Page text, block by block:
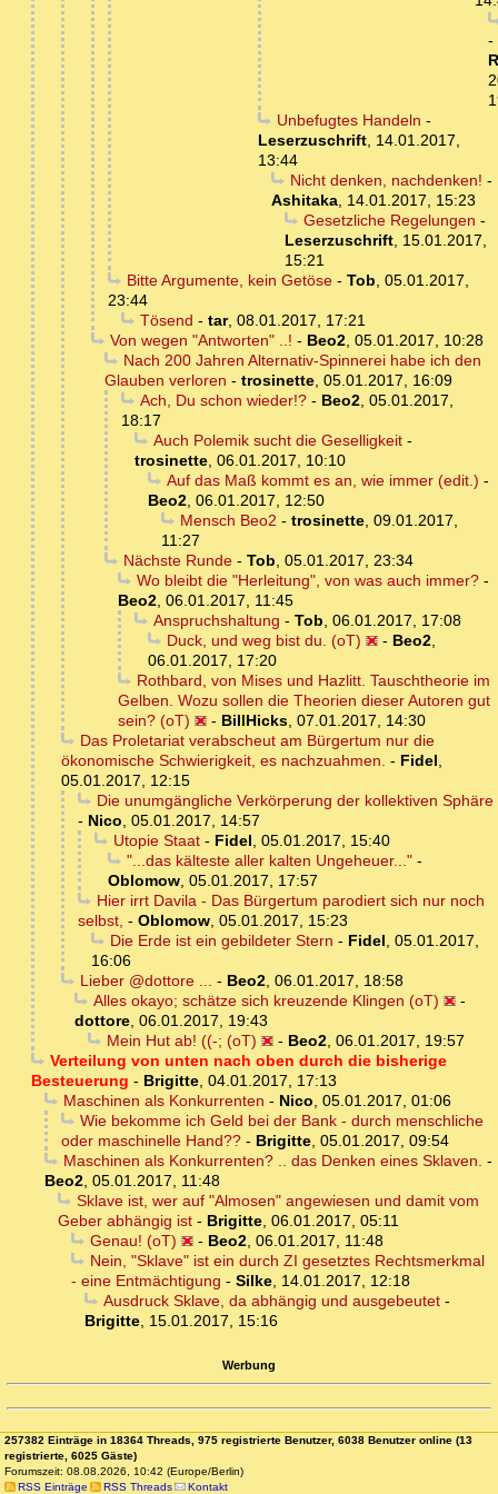
-
Unbefugtes Handeln -
Leserzuschrift, 14.01.2017,
13:44
Nicht denken, nachdenken! -
Ashitaka, 14.01.2017, 15:23
Gesetzliche Regelungen -
Leserzuschrift, 15.01.2017,
15:21
Bitte Argumente, kein Getöse- Tob, 05.01.2017,
23:44
Tösend - tar, 08.01.2017, 17:21
Von wegen "Antworten" ..! - Beo2, 05.01.2017, 10:28
Nach 200 Jahren Alternativ-Spinnerei habe ich den
Glauben verloren - trosinette, 05.01.2017, 16:09
Ach, Du schon wieder!?- Beo2, 05.01.2017,
18:17
Auch Polemik sucht die Geselligkeit-
trosinette, 06.01.2017, 10:10
Auf das Maß kommt es an, wie immer (edit.) -
Beo2, 06.01.2017, 12:50
Mensch Beo2 - trosinette, 09.01.2017,
11:27
Nächste Runde- Tob, 05.01.2017, 23:34
Wo bleibt die "Herleitung", von was auch immer?-
Beo2, 06.01.2017, 11:45
Anspruchshaltung - Tob, 06.01.2017, 17:08
Duck, und weg bist du. (oT)
- Beo2,
06.01.2017, 17:20
Rothbard, von Mises und Hazlitt. Tauschtheorie im
Gelben. Wozu sollen die Theorien dieser Autoren gut
sein? (oT)
- BillHicks, 07.01.2017, 14:30
Das Proletariat verabscheut am Bürgertum nur die
ökonomische Schwierigkeit, es nachzuahmen. - Fidel,
05.01.2017, 12:15
Die unumgängliche Verkörperung der kollektiven Sphäre
- Nico, 05.01.2017, 14:57
Utopie Staat- Fidel, 05.01.2017, 15:40
"...das kälteste aller kalten Ungeheuer..."-
Oblomow, 05.01.2017, 17:57
Hier irrt Davila - Das Bürgertum parodiert sich nur noch
selbst, - Oblomow, 05.01.2017, 15:23
Die Erde ist ein gebildeter Stern - Fidel, 05.01.2017,
16:06
Lieber @dottore ... - Beo2, 06.01.2017, 18:58
Alles okayo; schätze sich kreuzende Klingen (oT)
-
dottore, 06.01.2017, 19:43
Mein Hut ab! ((-; (oT)
- Beo2, 06.01.2017, 19:57
Verteilung von unten nach oben durch die bisherige
Besteuerung - Brigitte, 04.01.2017, 17:13
Maschinen als Konkurrenten - Nico, 05.01.2017, 01:06
Wie bekomme ich Geld bei der Bank - durch menschliche
oder maschinelle Hand?? - Brigitte, 05.01.2017, 09:54
Maschinen als Konkurrenten? .. das Denken eines Sklaven. -
Beo2, 05.01.2017, 11:48
Sklave ist, wer auf "Almosen" angewiesen und damit vom
Geber abhängig ist - Brigitte, 06.01.2017, 05:11
Genau! (oT)
- Beo2, 06.01.2017, 11:48
Nein, "Sklave" ist ein durch ZI gesetztes Rechtsmerkmal
- eine Entmächtigung - Silke, 14.01.2017, 12:18
Ausdruck Sklave, da abhängig und ausgebeutet-
Brigitte, 15.01.2017, 15:16
Werbung
257382 Einträge in 18364 Threads, 975 registrierte Benutzer, 6038 Benutzer online (13
registrierte, 6025 Gäste)
Forumszeit: 08.08.2026, 10:42 (Europe/Berlin)
RSS Einträge
RSS Threads Kontakt